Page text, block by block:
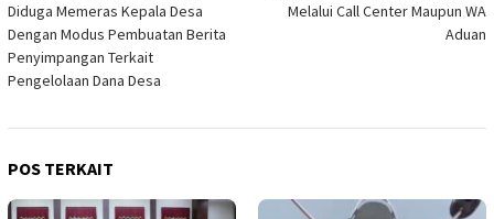
Diduga Memeras Kepala Desa
Dengan Modus Pembuatan Berita
Penyimpangan Terkait
Pengelolaan Dana Desa
Melalui Call Center Maupun WA
Aduan
POS TERKAIT